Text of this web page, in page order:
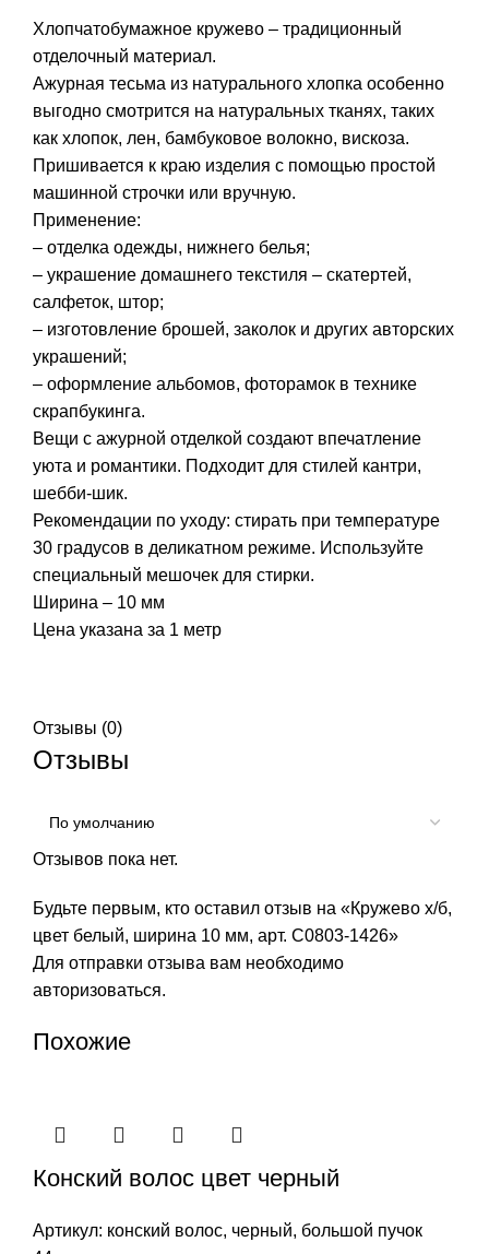
Хлопчатобумажное кружево – традиционный
отделочный материал.
Ажурная тесьма из натурального хлопка особенно
выгодно смотрится на натуральных тканях, таких
как хлопок, лен, бамбуковое волокно, вискоза.
Пришивается к краю изделия с помощью простой
машинной строчки или вручную.
Применение:
– отделка одежды, нижнего белья;
– украшение домашнего текстиля – скатертей,
салфеток, штор;
– изготовление брошей, заколок и других авторских
украшений;
– оформление альбомов, фоторамок в технике
скрапбукинга.
Вещи с ажурной отделкой создают впечатление
уюта и романтики. Подходит для стилей кантри,
шебби-шик.
Рекомендации по уходу: стирать при температуре
30 градусов в деликатном режиме. Используйте
специальный мешочек для стирки.
Ширина – 10 мм
Цена указана за 1 метр
Отзывы (0)
Отзывы
Отзывов пока нет.
Будьте первым, кто оставил отзыв на «Кружево х/б,
цвет белый, ширина 10 мм, арт. С0803-1426»
Для отправки отзыва вам необходимо
авторизоваться.
Похожие
Конский волос цвет черный
Артикул: конский волос, черный, большой пучок